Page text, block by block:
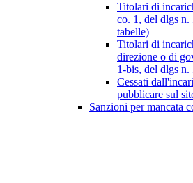
Titolari di
co. 1, del dlgs n.
tabelle)
Titolari di
direzione o di
1-bis, del dlgs n.
Cessati
pubblicare sul
Sanzioni per mancata